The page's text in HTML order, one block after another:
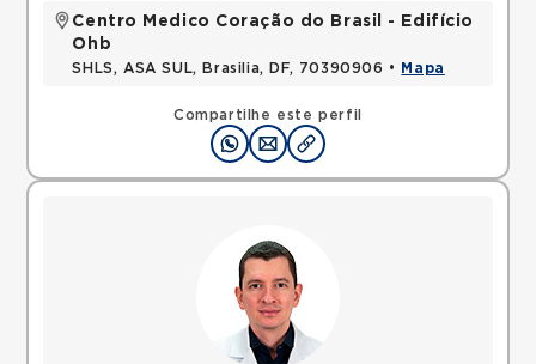
Compartilhe este perfil
Centro Medico Coração do Brasil - Edifício
Ohb
SHLS, ASA SUL, Brasilia, DF, 70390906 • Mapa